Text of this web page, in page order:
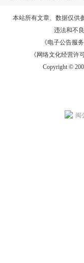
本站所有文章、数据仅供
违法和不
《电子公告服务
《网络文化经营许
Copyright ©
闽